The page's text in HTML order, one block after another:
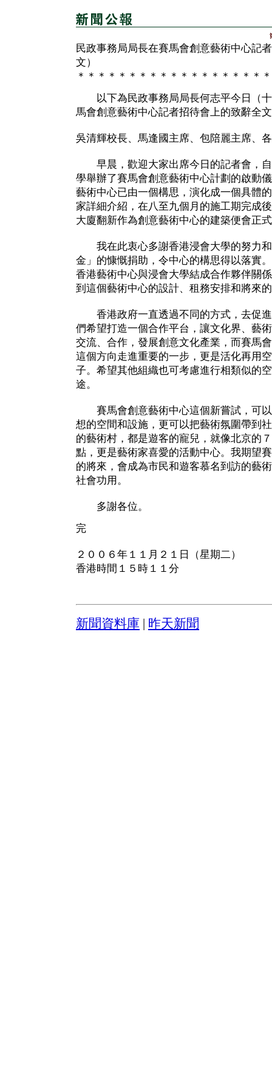
民政事務局局長在賽馬會創意藝術中心記
文）
＊＊＊＊＊＊＊＊＊＊＊＊＊＊＊＊＊＊
以下為民政事務局局長何志平今日（十
馬會創意藝術中心記者招待會上的致辭全
吳清輝校長、馬逢國主席、包陪麗主席、
早晨，歡迎大家出席今日的記者會，自
學舉辦了賽馬會創意藝術中心計劃的啟動
藝術中心已由一個構思，演化成一個具體
家詳細介紹，在八至九個月的施工期完成
大廈翻新作為創意藝術中心的建築便會正
我在此衷心多謝香港浸會大學的努力和
金」的慷慨捐助，令中心的構思得以落實
香港藝術中心與浸會大學結成合作夥伴關
到這個藝術中心的設計、租務安排和將來
香港政府一直透過不同的方式，去促進
們希望打造一個合作平台，讓文化界、藝
交流、合作，發展創意文化產業，而賽馬
這個方向走進重要的一步，更是活化再用
子。希望其他組織也可考慮進行相類似的
途。
賽馬會創意藝術中心這個新嘗試，可以
想的空間和設施，更可以把藝術氛圍帶到
的藝術村，都是遊客的寵兒，就像北京的
點，更是藝術家喜愛的活動中心。我期望
的將來，會成為市民和遊客慕名到訪的藝
社會功用。
多謝各位。
完
２００６年１１月２１日（星期二）
香港時間１５時１１分
新聞資料庫 昨天新聞